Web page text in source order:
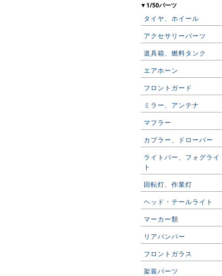
▼1/50パーツ
タイヤ、ホイール
アクセサリーパーツ
道具箱、燃料タンク
エアホーン
フロントガード
ミラー、アンテナ
マフラー
カプラー、ドローバー
ライトバー、フォグライ
ト
回転灯、作業灯
ヘッド・テールライト
マーカー類
リアバンパー
フロントガラス
架装パーツ